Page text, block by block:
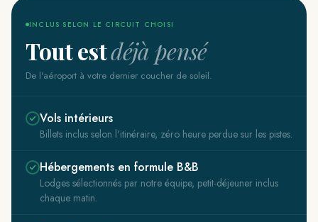
INCLUS SELON LE CIRCUIT CHOISI
Tout estdéjà pensé
De l'aéroport à votre dernier coucher de soleil.
Vols intérieurs
Billets inclus selon l'itinéraire, zéro heure perdue sur les pistes.
Hébergements en formule B&B
Lodges sélectionnés par notre équipe, petit-déjeuner inclus
chaque matin.